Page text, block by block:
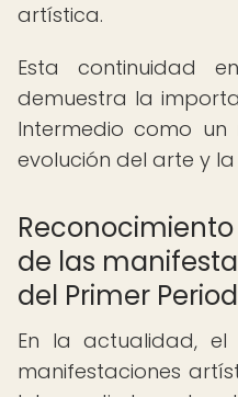
artística.
Esta continuidad
demuestra la
Intermedio como
evolución del arte y
de las
del Primer
En la actualidad, el
manifestaciones